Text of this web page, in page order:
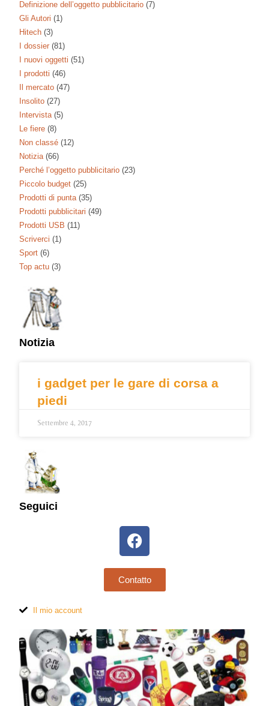
Definizione dell’oggetto pubblicitario (7)
Gli Autori (1)
Hitech (3)
I dossier (81)
I nuovi oggetti (51)
I prodotti (46)
Il mercato (47)
Insolito (27)
Intervista (5)
Le fiere (8)
Non classé (12)
Notizia (66)
Perché l’oggetto pubblicitario (23)
Piccolo budget (25)
Prodotti di punta (35)
Prodotti pubblicitari (49)
Prodotti USB (11)
Scriverci (1)
Sport (6)
Top actu (3)
Notizia
i gadget per le gare di corsa a
piedi
Settembre 4, 2017
Seguici
Contatto
Il mio account